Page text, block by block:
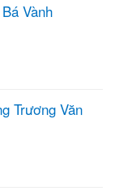
Vành
Trương Văn